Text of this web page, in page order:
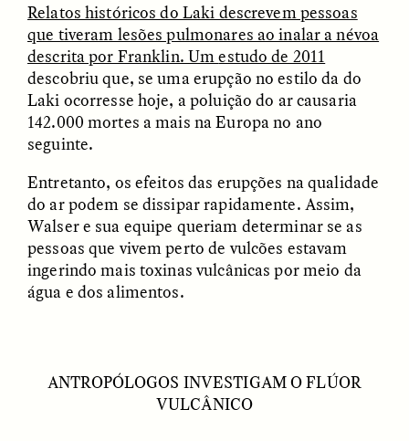
STRANGER LANDS
Vigilância e suspeita
nas margens
LUIS ALFREDO BRICEÑO
GONZÁLEZ
FIELD NOTES
The Power of Mistrust
SHERI LYNN GIBBINGS, ELAN
LAZUARDI, AND ROBBIE PETERS
Relatos históricos do Laki descrevem pessoas
que tiveram lesões pulmonares ao inalar a névoa
descrita por Franklin. Umestudo de 2011
descobriu que, se uma erupção no estilo da do
Laki ocorresse hoje, a poluição do ar causaria
142.000 mortes a mais na Europa no ano
seguinte.
Entretanto, os efeitos das erupções na qualidade
do ar podem se dissipar rapidamente. Assim,
Walser e sua equipe queriam determinar se as
pessoas que vivem perto de vulcões estavam
ingerindo mais toxinas vulcânicas por meio da
água e dos alimentos.
ANTROPÓLOGOS INVESTIGAM O FLÚOR
VULCÂNICO